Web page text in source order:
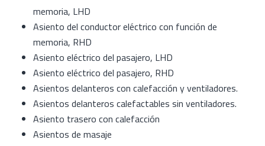
memoria, LHD
Asiento del conductor eléctrico con función de
memoria, RHD
Asiento eléctrico del pasajero, LHD
Asiento eléctrico del pasajero, RHD
Asientos delanteros con calefacción y ventiladores.
Asientos delanteros calefactables sin ventiladores.
Asiento trasero con calefacción
Asientos de masaje